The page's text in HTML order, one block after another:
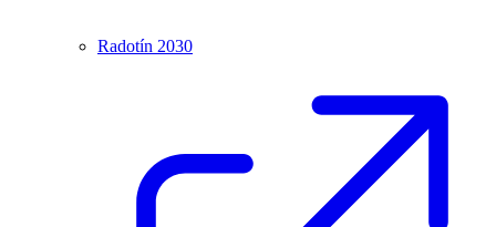
Radotín 2030